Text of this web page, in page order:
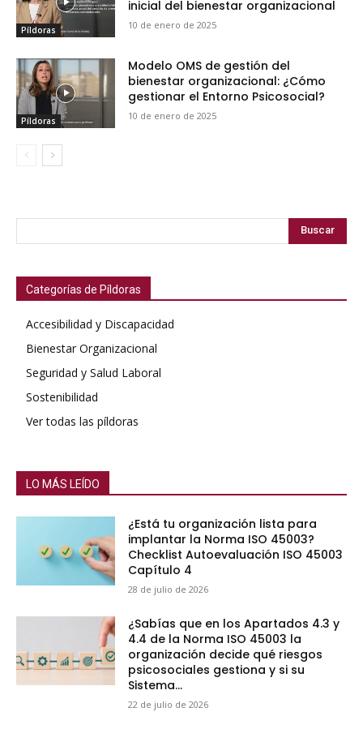
Píldoras
inicial del bienestar organizacional
10 de enero de 2025
Píldoras
Modelo OMS de gestión del
bienestar organizacional: ¿Cómo
gestionar el Entorno Psicosocial?
10 de enero de 2025
Buscar
Categorías de Píldoras
Accesibilidad y Discapacidad
Bienestar Organizacional
Seguridad y Salud Laboral
Sostenibilidad
Ver todas las píldoras
LO MÁS LEÍDO
¿Está tu organización lista para
implantar la Norma ISO 45003?
Checklist Autoevaluación ISO 45003
Capítulo 4
28 de julio de 2026
¿Sabías que en los Apartados 4.3 y
4.4 de la Norma ISO 45003 la
organización decide qué riesgos
psicosociales gestiona y si su
Sistema...
22 de julio de 2026